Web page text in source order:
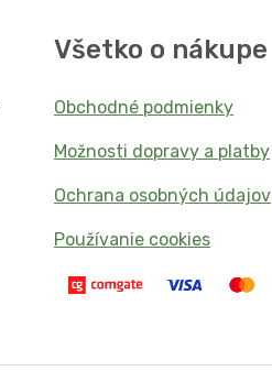
Všetko o nákupe
Obchodné podmienky
Možnosti dopravy a platby
Ochrana osobných údajov
Používanie cookies